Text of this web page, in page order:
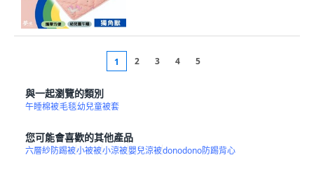
1 2 3 4 5
與一起瀏覽的類別
午睡棉被毛毯幼兒童被套
您可能會喜歡的其他產品
六層紗防踢被小被被小涼被嬰兒涼被donodono防踢背心